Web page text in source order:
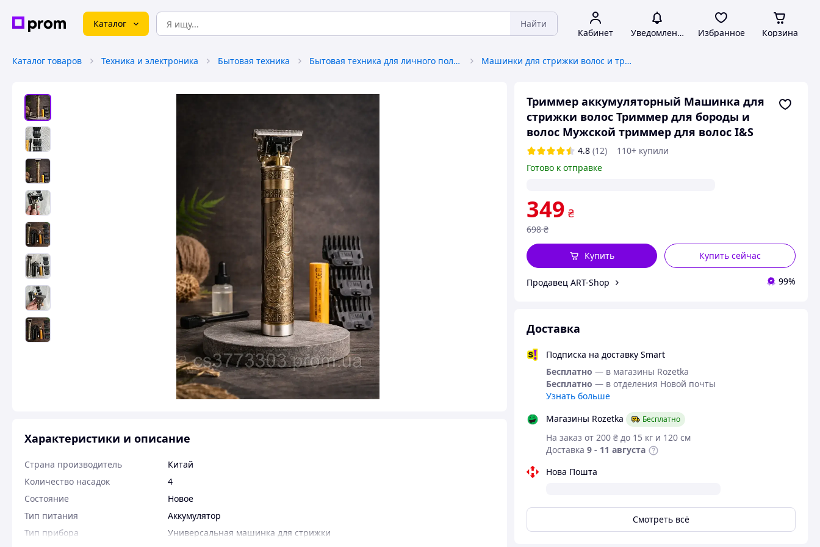
Каталог Найти
Кабинет Уведомления Избранное Корзина
Каталог товаров Техника и электроника Бытовая техника Бытовая техника для личного пользования Машинки для стрижки волос и триммеры
Триммер аккумуляторный Машинка для
стрижки волос Триммер для бороды и
волос Мужской триммер для волос I&S
4.8 (12)
110+ купили
Готово к отправке
349 ₴
698 ₴
Купить сейчас
Купить
Продавец ART-Shop 99%
Доставка
Подписка на доставку Smart
Бесплатно — в магазины Rozetka
Бесплатно — в отделения Новой почты
Узнать больше
Магазины Rozetka
Бесплатно
На заказ от 200 ₴ до 15 кг и 120 см
Доставка 9 - 11 августа
Нова Пошта
Смотреть всё
Характеристики и описание
Страна производитель
Китай
Количество насадок
4
Состояние
Новое
Тип питания
Аккумулятор
Тип прибора
Универсальная машинка для стрижки